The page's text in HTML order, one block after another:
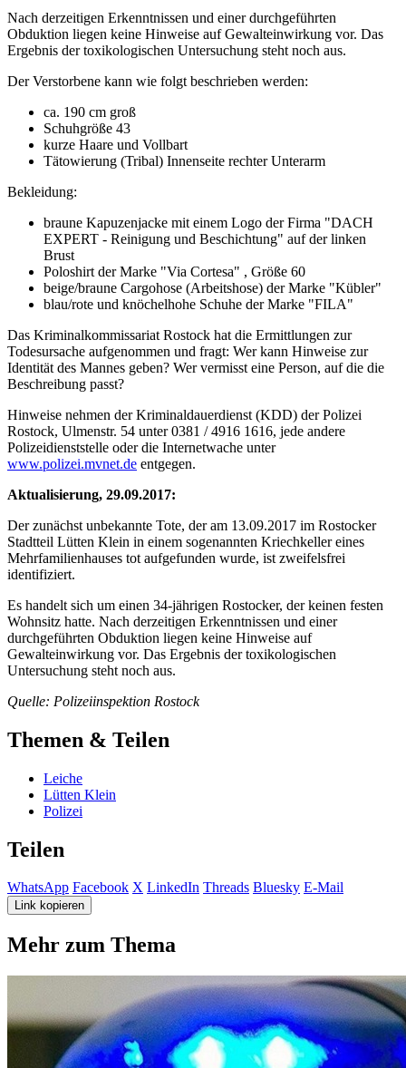
Nach derzeitigen Erkenntnissen und einer durchgeführten
Obduktion liegen keine Hinweise auf Gewalteinwirkung vor. Das
Ergebnis der toxikologischen Untersuchung steht noch aus.
Der Verstorbene kann wie folgt beschrieben werden:
ca. 190 cm groß
Schuhgröße 43
kurze Haare und Vollbart
Tätowierung (Tribal) Innenseite rechter Unterarm
Bekleidung:
braune Kapuzenjacke mit einem Logo der Firma "DACH
EXPERT - Reinigung und Beschichtung" auf der linken
Brust
Poloshirt der Marke "Via Cortesa" , Größe 60
beige/braune Cargohose (Arbeitshose) der Marke "Kübler"
blau/rote und knöchelhohe Schuhe der Marke "FILA"
Das Kriminalkommissariat Rostock hat die Ermittlungen zur
Todesursache aufgenommen und fragt: Wer kann Hinweise zur
Identität des Mannes geben? Wer vermisst eine Person, auf die die
Beschreibung passt?
Hinweise nehmen der Kriminaldauerdienst (KDD) der Polizei
Rostock, Ulmenstr. 54 unter 0381 / 4916 1616, jede andere
Polizeidienststelle oder die Internetwache unter
www.polizei.mvnet.de entgegen.
Aktualisierung, 29.09.2017:
Der zunächst unbekannte Tote, der am 13.09.2017 im Rostocker
Stadtteil Lütten Klein in einem sogenannten Kriechkeller eines
Mehrfamilienhauses tot aufgefunden wurde, ist zweifelsfrei
identifiziert.
Es handelt sich um einen 34-jährigen Rostocker, der keinen festen
Wohnsitz hatte. Nach derzeitigen Erkenntnissen und einer
durchgeführten Obduktion liegen keine Hinweise auf
Gewalteinwirkung vor. Das Ergebnis der toxikologischen
Untersuchung steht noch aus.
Quelle: Polizeiinspektion Rostock
Themen & Teilen
Leiche
Lütten Klein
Polizei
Teilen
WhatsApp Facebook X LinkedIn Threads Bluesky E-Mail
Link kopieren
Mehr zum Thema